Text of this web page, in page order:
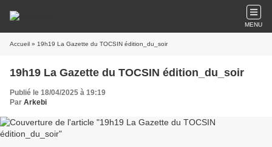
MENU
Accueil » 19h19 La Gazette du TOCSIN édition_du_soir
19h19 La Gazette du TOCSIN édition_du_soir
Publié le 18/04/2025 à 19:19
Par Arkebi